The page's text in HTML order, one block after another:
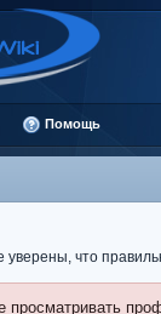
Помощь
уверены, что
просматривать